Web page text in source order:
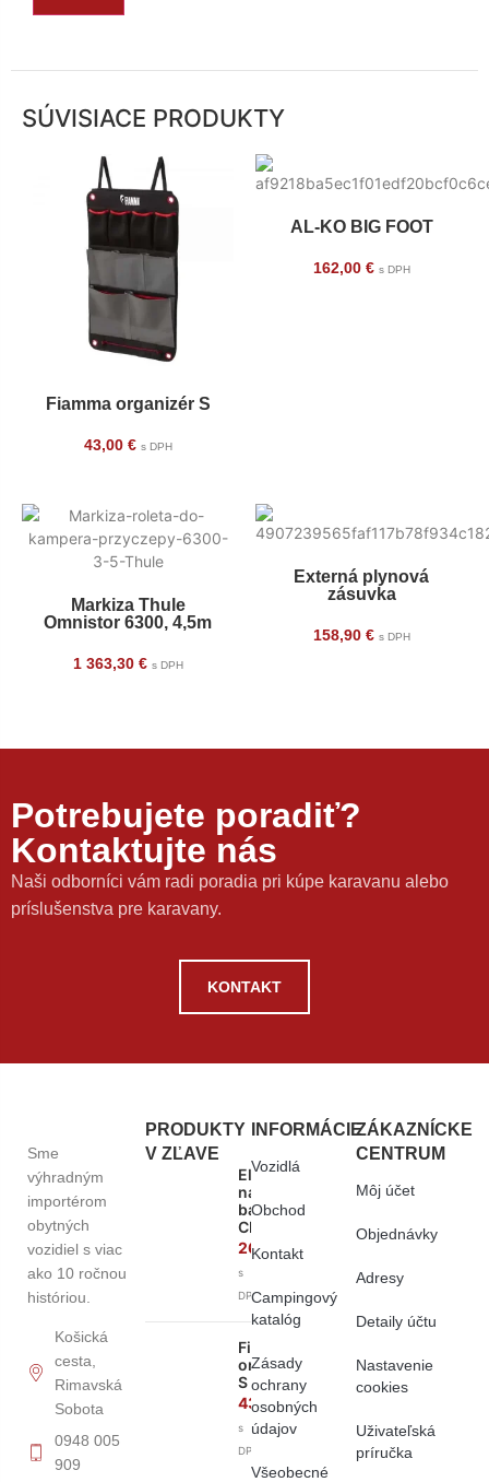
SÚVISIACE PRODUKTY
Fiamma organizér S
43,00 € s DPH
AL-KO BIG FOOT
162,00 € s DPH
Markiza Thule
Omnistor 6300, 4,5m
1 363,30 € s DPH
Externá plynová
zásuvka
158,90 € s DPH
Potrebujete poradiť?
Kontaktujte nás
Naši odborníci vám radi poradia pri kúpe karavanu alebo
príslušenstva pre karavany.
KONTAKT
Sme
výhradným
importérom
obytných
vozidiel s viac
ako 10 ročnou
históriou.
Košická
cesta,
Rimavská
Sobota
0948 005
909
PRODUKTY
V ZĽAVE
Elektronická
nabíjačka
batérií
CB516
261,60€
s
DPH
Fiamma
organizér
S
43,00€
s
DPH
INFORMÁCIE
Vozidlá
Obchod
Kontakt
Campingový
katalóg
Zásady
ochrany
osobných
údajov
Všeobecné
ZÁKAZNÍCKE
CENTRUM
Môj účet
Objednávky
Adresy
Detaily účtu
Nastavenie
cookies
Uživateľská
príručka